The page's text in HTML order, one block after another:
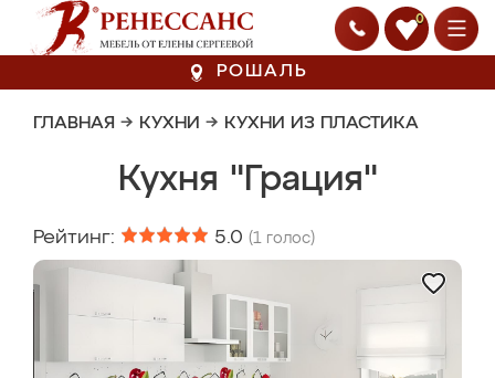
0
РОШАЛЬ
ГЛАВНАЯ → КУХНИ → КУХНИ ИЗ ПЛАСТИКА
Кухня "Грация"
Рейтинг: 5.0 (1 голос)